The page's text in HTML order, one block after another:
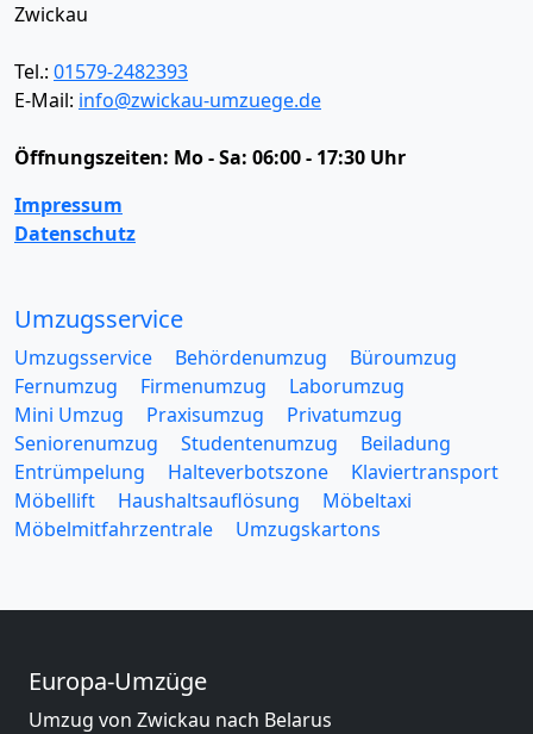
Zwickau
Tel.: 01579-2482393
E-Mail: info@zwickau-umzuege.de
Öffnungszeiten: Mo - Sa: 06:00 - 17:30 Uhr
Impressum
Datenschutz
Umzugsservice
Umzugsservice Behördenumzug
Büroumzug
Fernumzug
Firmenumzug
Laborumzug
Mini Umzug
Praxisumzug
Privatumzug
Seniorenumzug
Studentenumzug
Beiladung
Entrümpelung
Halteverbotszone
Klaviertransport
Möbellift
Haushaltsauflösung
Möbeltaxi
Möbelmitfahrzentrale
Umzugskartons
Europa-Umzüge
Umzug von Zwickau nach Belarus